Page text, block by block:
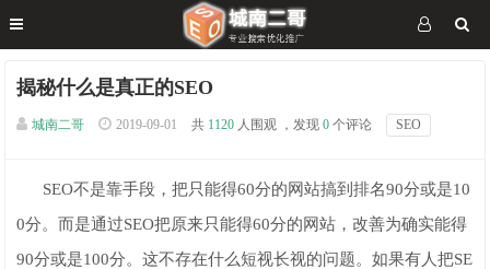
揭秘什么是真正的SEO
城南二哥 2019-09-01 共 1120 人围观 ，发现 0 个评论 SEO
SEO不是靠手段，把只能得60分的网站搞到排名90分或是10
0分。而是通过SEO把原来只能得60分的网站，改善为确实能得
90分或是100分。这不存在什么短视长视的问题。如果有人把SE